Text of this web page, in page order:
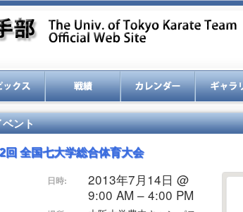
ベント
回 全国七大学総合体育大会
日時:
2013年7月14日 @
9:00 AM – 4:00 PM